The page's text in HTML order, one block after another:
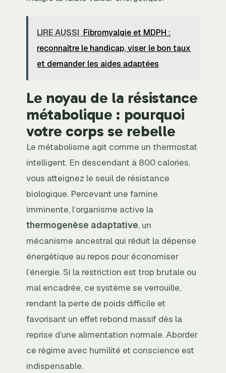
LIRE AUSSI Fibromyalgie et MDPH :
reconnaître le handicap, viser le bon taux
et demander les aides adaptées
Le noyau de la résistance
métabolique : pourquoi
votre corps se rebelle
Le métabolisme agit comme un thermostat
intelligent. En descendant à 800 calories,
vous atteignez le seuil de résistance
biologique. Percevant une famine
imminente, l’organisme active la
thermogenèse adaptative, un
mécanisme ancestral qui réduit la dépense
énergétique au repos pour économiser
l’énergie. Si la restriction est trop brutale ou
mal encadrée, ce système se verrouille,
rendant la perte de poids difficile et
favorisant un effet rebond massif dès la
reprise d’une alimentation normale. Aborder
ce régime avec humilité et conscience est
indispensable.